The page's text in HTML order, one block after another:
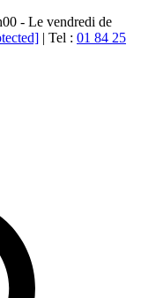
- Le vendredi de
| Tel : 01 84 25